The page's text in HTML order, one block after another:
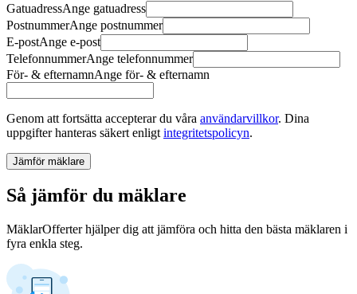
GatuadressAnge gatuadress
PostnummerAnge postnummer
E-postAnge e-post
TelefonnummerAnge telefonnummer
För- & efternamnAnge för- & efternamn
Genom att fortsätta accepterar du våra användarvillkor. Dina
uppgifter hanteras säkert enligt integritetspolicyn.
Jämför mäklare
Så jämför du mäklare
MäklarOfferter hjälper dig att jämföra och hitta den bästa mäklaren i
fyra enkla steg.